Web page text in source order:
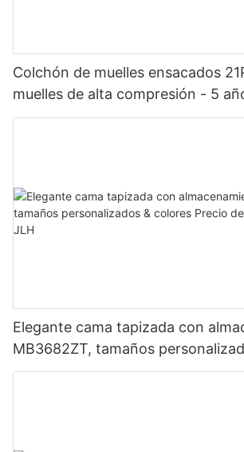
Colchón de muelles ensacados
muelles de alta compresión - 5
Elegante cama tapizada con
MB3682ZT, tamaños
Precio de fábrica - Muebles JLH